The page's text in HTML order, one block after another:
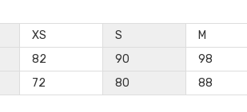
XS S M
82 90 98
72 80 88